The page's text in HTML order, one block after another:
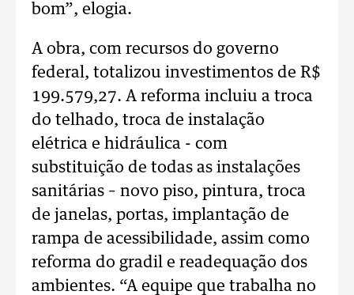
bom”, elogia.
A obra, com recursos do governo
federal, totalizou investimentos de R$
199.579,27. A reforma incluiu a troca
do telhado, troca de instalação
elétrica e hidráulica - com
substituição de todas as instalações
sanitárias – novo piso, pintura, troca
de janelas, portas, implantação de
rampa de acessibilidade, assim como
reforma do gradil e readequação dos
ambientes. “A equipe que trabalha no